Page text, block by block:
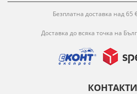
Безплатна доставка над 65
Доставка до всяка точка на
КОНТАКТИ